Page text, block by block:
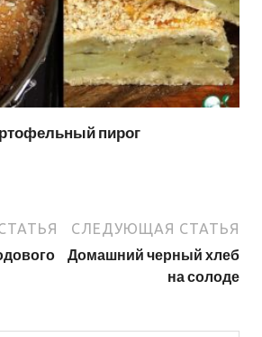
пирог
СЛЕДУЮЩАЯ СТАТЬЯ
Домашний черный хлеб
на солоде